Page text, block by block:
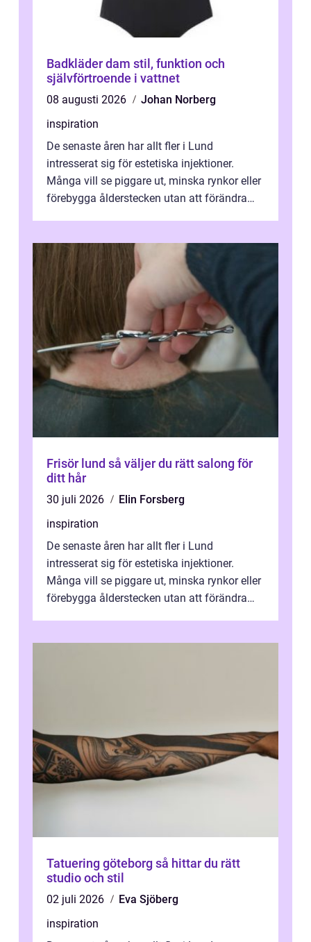
Badkläder dam stil, funktion och
självförtroende i vattnet
08 augusti 2026
Johan Norberg
inspiration
De senaste åren har allt fler i Lund
intresserat sig för estetiska injektioner.
Många vill se piggare ut, minska rynkor eller
förebygga ålderstecken utan att förändra
Frisör lund så väljer du rätt salong för
ditt hår
30 juli 2026
Elin Forsberg
inspiration
De senaste åren har allt fler i Lund
intresserat sig för estetiska injektioner.
Många vill se piggare ut, minska rynkor eller
förebygga ålderstecken utan att förändra
Tatuering göteborg så hittar du rätt
studio och stil
02 juli 2026
Eva Sjöberg
inspiration